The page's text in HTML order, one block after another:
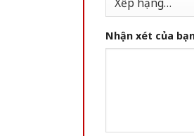
Nhận xét của